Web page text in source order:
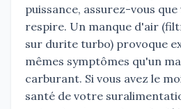
puissance, assurez-vous
respire. Un manque d'air
sur durite turbo) provoque
mêmes symptômes qu'un
carburant. Si vous avez le
santé de votre